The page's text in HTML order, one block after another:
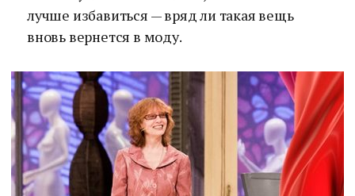
лучше избавиться — вряд ли такая вещь
вновь вернется в моду.